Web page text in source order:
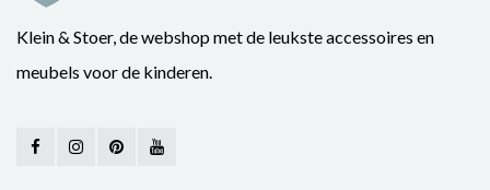
Klein & Stoer, de webshop met de leukste accessoires en
meubels voor de kinderen.